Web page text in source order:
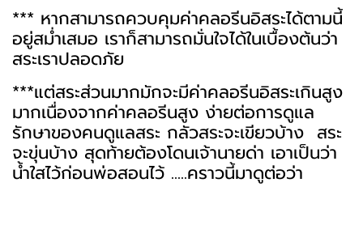
*** หากสามารถควบคุมค่าคลอรีนอิสระได้ตามนี้
อยู่สม่ำเสมอ เราก็สามารถมั่นใจได้ในเบื้องต้นว่า
สระเราปลอดภัย
***แต่สระส่วนมากมักจะมีค่าคลอรีนอิสระเกินสูง
มากเนื่องจากค่าคลอรีนสูง ง่ายต่อการดูแล
รักษาของคนดูแลสระ กลัวสระจะเขียวบ้าง สระ
จะขุ่นบ้าง สุดท้ายต้องโดนเจ้านายด่า เอาเป็นว่า
น้ำใสไว้ก่อนพ่อสอนไว้ .....คราวนี้มาดูต่อว่า